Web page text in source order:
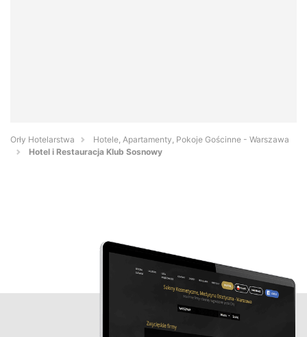
Orły Hotelarstwa
Hotele, Apartamenty, Pokoje Gościnne - Warszawa
Hotel i Restauracja Klub Sosnowy